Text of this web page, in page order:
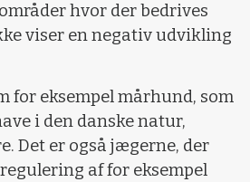
hvor der bedrives
viser en negativ udvikling
for eksempel mårhund, som
i den danske natur,
Det er også jægerne, der
af for eksempel